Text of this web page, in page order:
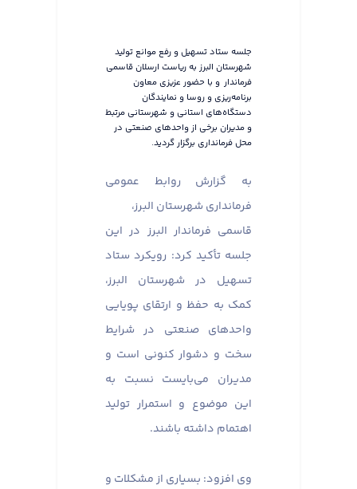
جلسه ستاد تسهیل و رفع موانع تولید
شهرستان البرز به ریاست ارسلان قاسمی
فرماندار و با حضور عزیزی معاون
برنامه‌ریزی و روسا و نمایندگان
دستگاه‌های استانی و شهرستانی مرتبط
و مدیران برخی از واحدهای صنعتی در
محل فرمانداری برگزار گردید.
به گزارش روابط عمومی
فرمانداری شهرستان البرز،
قاسمی فرماندار البرز در این
جلسه تأکید کرد: رویکرد ستاد
تسهیل در شهرستان البرز،
کمک به حفظ و ارتقای پویایی
واحدهای صنعتی در شرایط
سخت و دشوار کنونی است و
مدیران می‌بایست نسبت به
این موضوع و استمرار تولید
اهتمام داشته باشند.
وی افزود: بسیاری از مشکلات و